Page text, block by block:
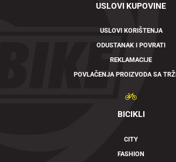
USLOVI KUPOVINE
USLOVI KORIŠTENJA
ODUSTANAK I POVRATI
REKLAMACIJE
POVLAČENJA PROIZVODA SA
BICIKLI
CITY
FASHION